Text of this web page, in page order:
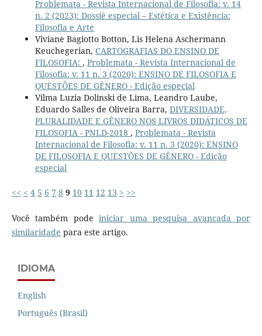
Problemata - Revista Internacional de Filosofia: v. 14
n. 2 (2023): Dossiê especial – Estética e Existência:
Filosofia e Arte
Viviane Bagiotto Botton, Lis Helena Aschermann
Keuchegerian, CARTOGRAFIAS DO ENSINO DE
FILOSOFIA: , Problemata - Revista Internacional de
Filosofia: v. 11 n. 3 (2020): ENSINO DE FILOSOFIA E
QUESTÕES DE GÊNERO - Edição especial
Vilma Luzia Dolinski de Lima, Leandro Laube,
Eduardo Salles de Oliveira Barra, DIVERSIDADE,
PLURALIDADE E GÊNERO NOS LIVROS DIDÁTICOS DE
FILOSOFIA - PNLD-2018 , Problemata - Revista
Internacional de Filosofia: v. 11 n. 3 (2020): ENSINO
DE FILOSOFIA E QUESTÕES DE GÊNERO - Edição
especial
<< < 4 5 6 7 8 9 10 11 12 13 > >>
Você também podeiniciar uma pesquisa avançada por
similaridade para este artigo.
IDIOMA
English
Português (Brasil)